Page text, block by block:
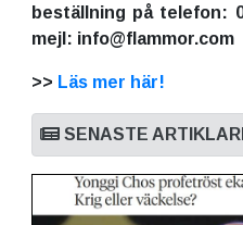
beställning på telefon:
mejl: info@flammor.com
>> Läs mer här!
SENASTE